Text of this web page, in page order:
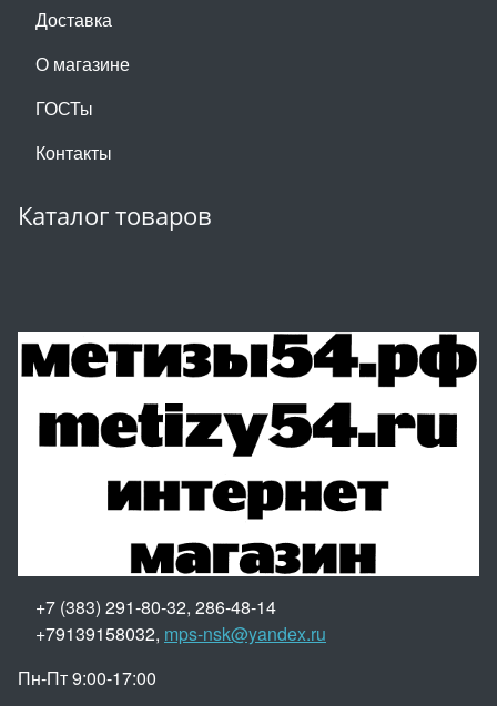
Доставка
О магазине
ГОСТы
Контакты
Каталог товаров
+7 (383) 291-80-32, 286-48-14
+79139158032, mps-nsk@yandex.ru
Пн-Пт 9:00-17:00